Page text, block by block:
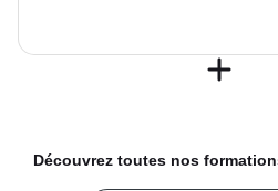
Découvrez toutes nos